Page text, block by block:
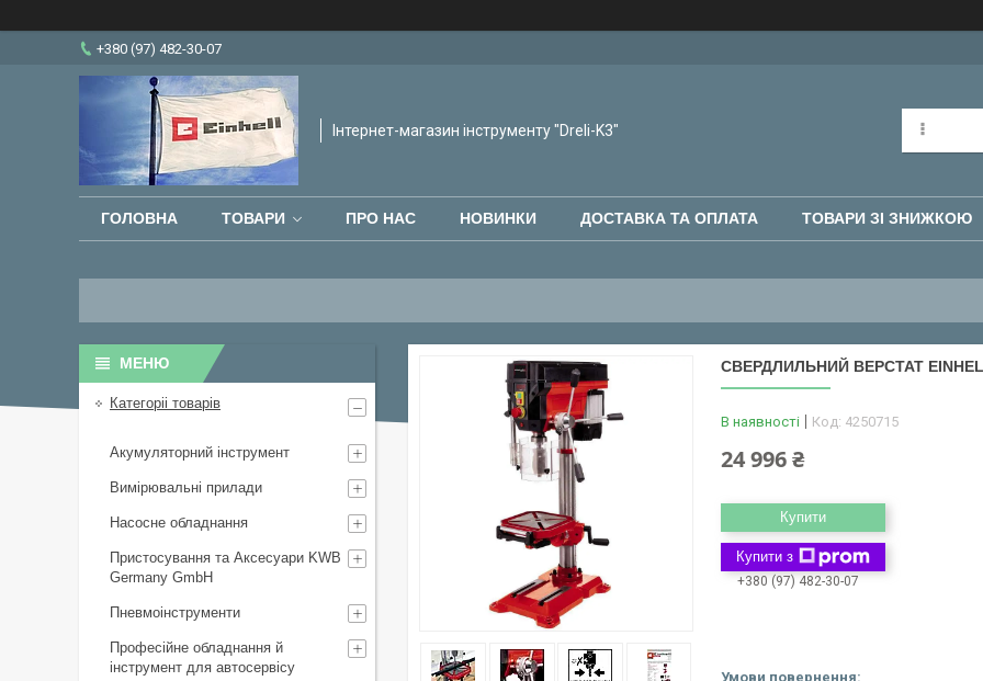
+380 (97) 482-30-07
Інтернет-магазин інструменту "Dreli-K3"
ГОЛОВНА ТОВАРИ ПРО НАС НОВИНКИ ДОСТАВКА ТА ОПЛАТА ТОВАРИ ЗІ ЗНИЖКОЮ
СВЕРДЛИЛЬНИЙ ВЕРСТАТ
В наявності Код: 4250715
24 996 ₴
Купити
Купити з
+380 (97) 482-30-07
Категоріі товарів
Акумуляторний інструмент
Вимірювальні прилади
Насосне обладнання
Пристосування та Аксесуари KWB
Germany GmbH
Пневмоінструменти
Професійне обладнання й
інструмент для автосервісу